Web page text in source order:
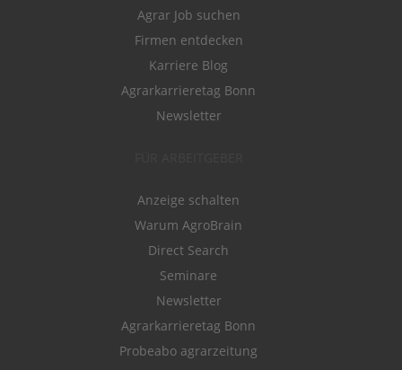
Agrar Job suchen
Firmen entdecken
Karriere Blog
Agrarkarrieretag Bonn
Newsletter
Anzeige schalten
Warum AgroBrain
Direct Search
Seminare
Newsletter
Agrarkarrieretag Bonn
Probeabo agrarzeitung